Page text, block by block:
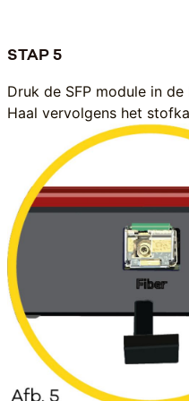
STAP 5
Druk de SFP module in
Haal vervolgens het